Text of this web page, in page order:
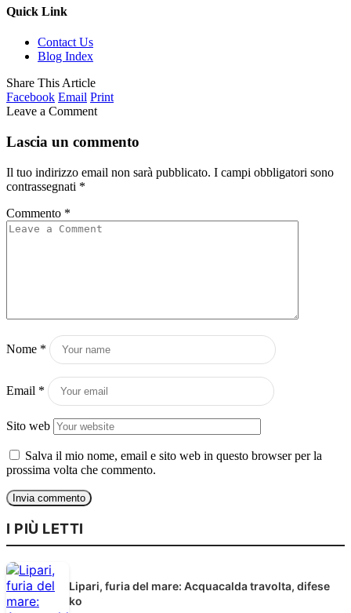
Quick Link
Contact Us
Blog Index
Share This Article
Facebook Email Print
Leave a Comment
Lascia un commento
Il tuo indirizzo email non sarà pubblicato. I campi obbligatori sono
contrassegnati *
Commento *
Nome *
Email *
Sito web
Salva il mio nome, email e sito web in questo browser per la
prossima volta che commento.
I PIÙ LETTI
Lipari, furia del mare: Acquacalda travolta, difese
ko